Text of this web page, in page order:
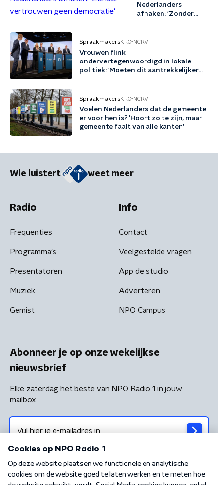
Nederlanders
afhaken: 'Zonder
SpraakmakersKRO-NCRV
Vrouwen flink
ondervertegenwoordigd in lokale
politiek: 'Moeten dit aantrekkelijker
SpraakmakersKRO-NCRV
Voelen Nederlanders dat de gemeente
er voor hen is? 'Hoort zo te zijn, maar
gemeente faalt van alle kanten'
Wie luistert weet meer
Radio
Frequenties
Programma's
Presentatoren
Muziek
Gemist
Info
Contact
Veelgestelde vragen
App de studio
Adverteren
NPO Campus
Abonneer je op onze wekelijkse
nieuwsbrief
Elke zaterdag het beste van NPO Radio 1 in jouw
mailbox